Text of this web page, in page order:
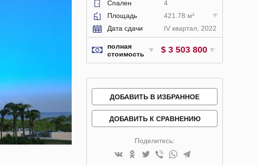
Спален
4
Площадь
421.78 м²
Дата сдачи
IV квартал, 2022
полная
стоимость
$ 3 503 800
ДОБАВИТЬ В ИЗБРАННОЕ
ДОБАВИТЬ К СРАВНЕНИЮ
Поделитесь: